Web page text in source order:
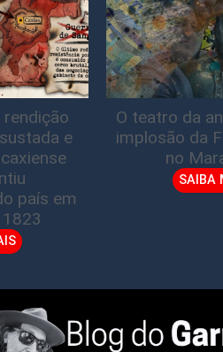
e
país em
O teatro da
implosão da
no
SAIBA